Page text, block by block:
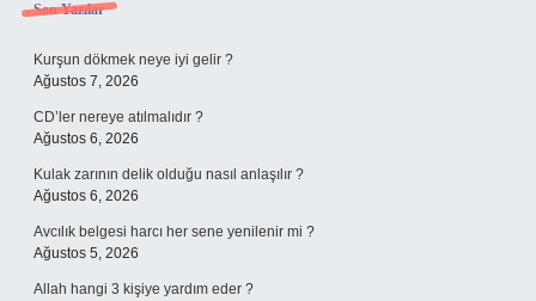
Sidebar
Son Yazılar
Kurşun dökmek neye iyi gelir ?
Ağustos 7, 2026
CD’ler nereye atılmalıdır ?
Ağustos 6, 2026
Kulak zarının delik olduğu nasıl anlaşılır ?
Ağustos 6, 2026
Avcılık belgesi harcı her sene yenilenir mi ?
Ağustos 5, 2026
Allah hangi 3 kişiye yardım eder ?